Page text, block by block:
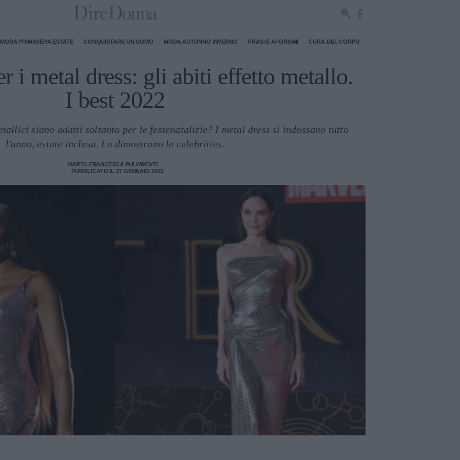
MODA PRIMAVERA ESTATE CONQUISTARE UN UOMO MODA AUTUNNO INVERNO FRASI E AFORISMI CURA DEL CORPO
i metal dress: gli abiti effetto metallo.
I best 2022
siano adatti soltanto per le festenatalizie? I metal dress si indossano tutto
l'anno, estate inclusa. Lo dimostrano le celebrities.
MARTA FRANCESCA PULVIRENTI
PUBBLICATO IL 27 GENNAIO 2022